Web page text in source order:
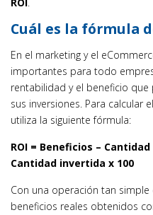
Cuál es la fórmula
En el marketing y el
importantes para todo
rentabilidad y el beneficio
sus inversiones. Para calcular
utiliza la siguiente fórmula:
ROI = Beneficios –
Cantidad invertida x 100
Con una operación tan
beneficios reales obtenidos